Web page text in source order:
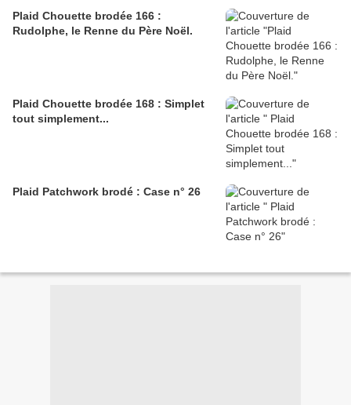
Plaid Chouette brodée 166 :
Rudolphe, le Renne du Père Noël.
Plaid Chouette brodée 168 : Simplet
tout simplement...
Plaid Patchwork brodé : Case n° 26